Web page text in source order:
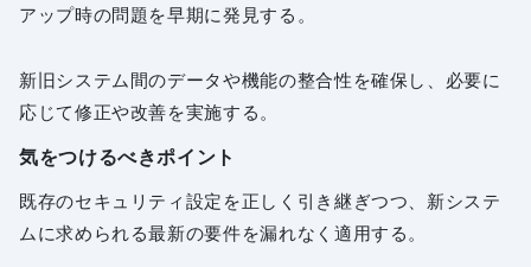
アップ時の問題を早期に発見する。
新旧システム間のデータや機能の整合性を確保し、必要に
応じて修正や改善を実施する。
気をつけるべきポイント
既存のセキュリティ設定を正しく引き継ぎつつ、新システ
ムに求められる最新の要件を漏れなく適用する。